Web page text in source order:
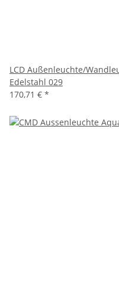
LCD Außenleuchte/
Edelstahl 029
170,71 € *